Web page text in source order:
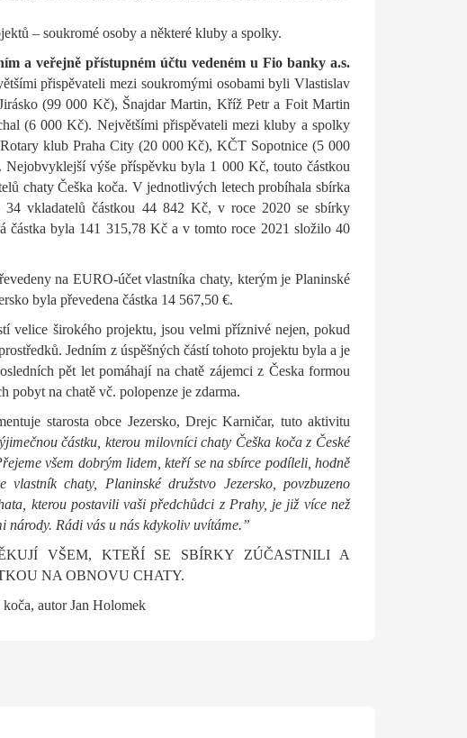
– soukromé osoby a některé kluby a spolky.
a veřejně přístupném účtu vedeném u Fio banky a.s.
přispěvateli mezi soukromými osobami byli Vlastislav
(99 000 Kč), Šnajdar Martin, Kříž Petr a Foit Martin
(6 000 Kč). Největšími přispěvateli mezi kluby a spolky
klub Praha City (20 000 Kč), KČT Sopotnice (5 000
výše příspěvku byla 1 000 Kč, touto částkou
chaty Češka koča. V jednotlivých letech probíhala sbírka
34 vkladatelů částkou 44 842 Kč, v roce 2020 se sbírky
částka byla 141 315,78 Kč a v tomto roce 2021 složilo 40
na EURO-účet vlastníka chaty, kterým je Planinské
byla převedena částka 14 567,50 €.
velice širokého projektu, jsou velmi příznivé nejen, pokud
Jedním z úspěšných částí tohoto projektu byla a je
pět let pomáhají na chatě zájemci z Česka formou
pobyt na chatě vč. polopenze je zdarma.
starosta obce Jezersko, Drejc Karničar, tuto aktivitu
částku, kterou milovníci chaty Češka koča z České
všem dobrým lidem, kteří se na sbírce podíleli, hodně
chaty, Planinské družstvo Jezersko, povzbuzeno
kterou postavili vaši předchůdci z Prahy, je již více než
národy. Rádi vás u nás kdykoliv uvítáme.”
VŠEM, KTEŘÍ SE SBÍRKY ZÚČASTNILI A
NA OBNOVU CHATY.
autor Jan Holomek